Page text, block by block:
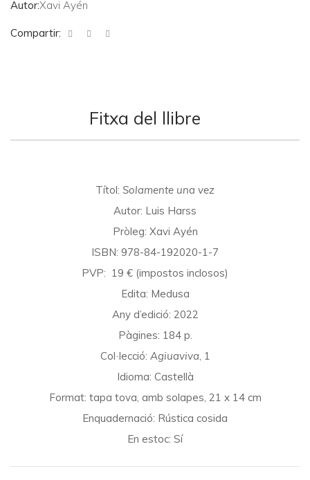
Autor:Xavi Ayén
Compartir:
Fitxa del llibre
Títol: Solamente una vez
Autor: Luis Harss
Pròleg: Xavi Ayén
ISBN: 978-84-192020-1-7
PVP: 19 € (impostos inclosos)
Edita: Medusa
Any d’edició: 2022
Pàgines: 184 p.
Col·lecció: Agiuaviva, 1
Idioma: Castellà
Format: tapa tova, amb solapes, 21 x 14 cm
Enquadernació: Rústica cosida
En estoc: Sí